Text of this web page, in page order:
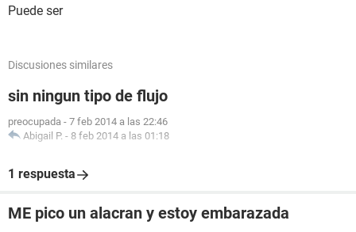
Puede ser
Discusiones similares
sin ningun tipo de flujo
preocupada - 7 feb 2014 a las 22:46
Abigail P. - 8 feb 2014 a las 01:18
1 respuesta
ME pico un alacran y estoy embarazada